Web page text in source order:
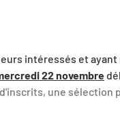
intéressés et
22 novembre
une sélection